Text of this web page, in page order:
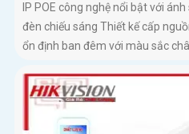
IP POE công nghệ nổi bật với
đèn chiếu sáng Thiết kế cấp
ổn định ban đêm với màu sắc